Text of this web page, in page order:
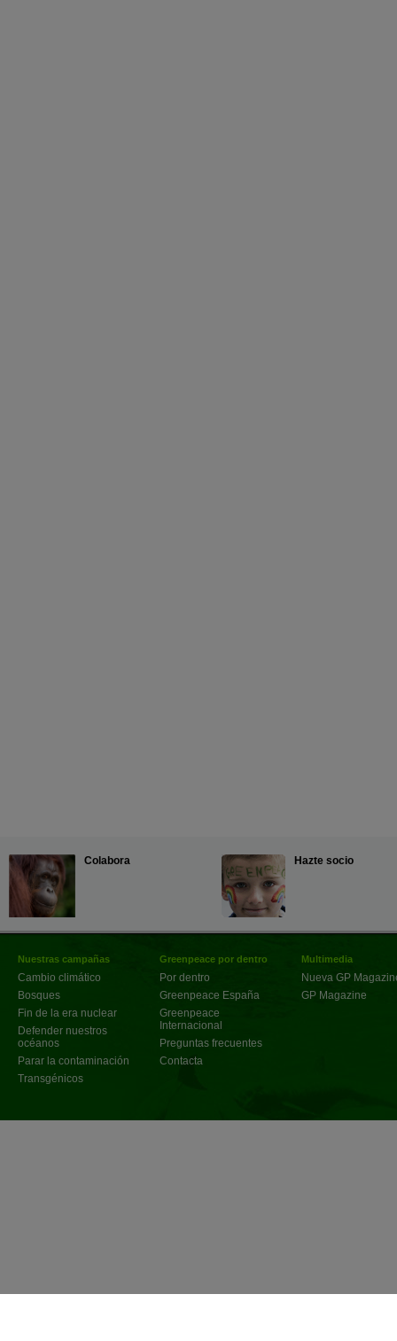
Colabora Hazte socio
Nuestras campañas
Cambio climático
Bosques
Fin de la era nuclear
Defender nuestros
océanos
Parar la contaminación
Transgénicos
Greenpeace por dentro
Por dentro
Greenpeace España
Greenpeace
Internacional
Preguntas frecuentes
Contacta
Multimedia
Nueva GP
GP Magazine